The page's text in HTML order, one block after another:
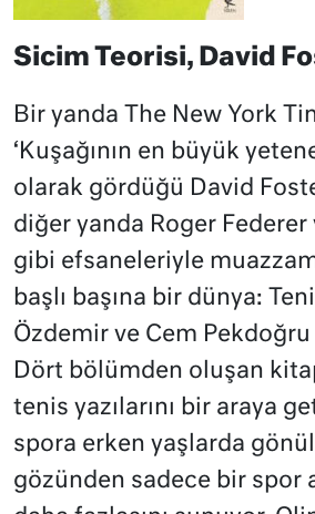
Sicim Teorisi, David
Bir yanda The New York
‘Kuşağının en büyük
olarak gördüğü David
diğer yanda Roger
gibi efsaneleriyle
başlı başına bir dünya:
Özdemir ve Cem
Dört bölümden oluşan
tenis yazılarını bir araya
spora erken yaşlarda
gözünden sadece bir spor